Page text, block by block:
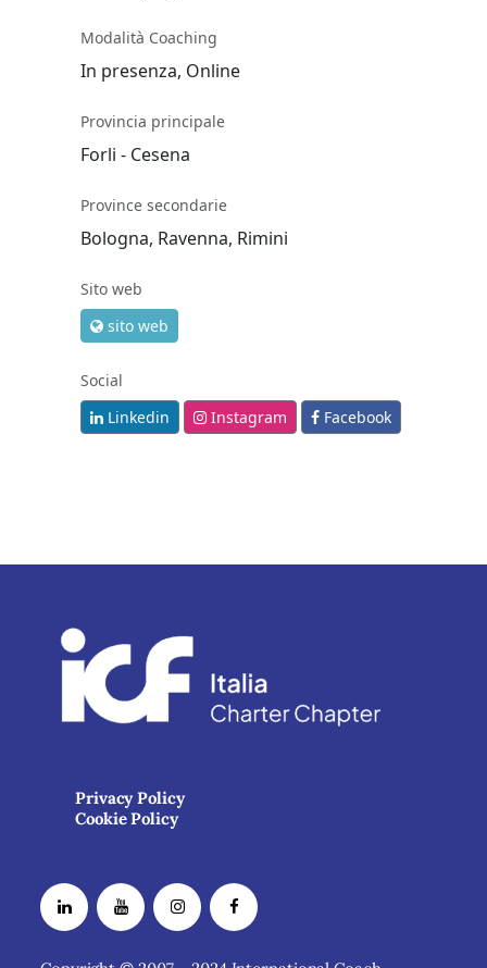
Modalità Coaching
In presenza, Online
Provincia principale
Forli - Cesena
Province secondarie
Bologna, Ravenna, Rimini
Sito web
sito web
Social
Linkedin
Instagram Facebook
Privacy Policy
Cookie Policy